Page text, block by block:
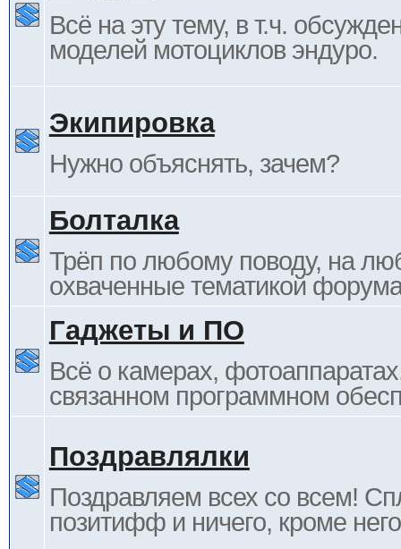
Всё на эту тему, в т.ч.
моделей мотоциклов эндуро.
Экипировка
Нужно объяснять, зачем?
Болталка
Трёп по любому поводу, на
охваченные тематикой
Гаджеты и ПО
Всё о камерах,
связанном программном
Поздравлялки
Поздравляем всех со всем!
позитифф и ничего, кроме